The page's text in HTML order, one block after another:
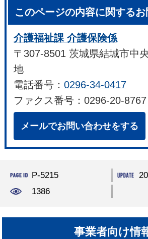
このページの内容に関する
介護福祉課 介護保険係
〒307-8501 茨城県結城市中
地
電話番号：0296-34-0417
ファクス番号：0296-20-8767
メールでお問い合わせをする
P-5215
1386
事業者向け情